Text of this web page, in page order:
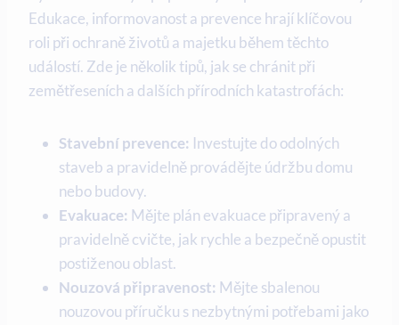
Edukace, informovanost a prevence hrají klíčovou
roli při ochraně životů a majetku během těchto
událostí. Zde je několik tipů, jak se chránit při
zemětřeseních a dalších přírodních katastrofách:
Stavební prevence: Investujte do odolných
staveb a pravidelně provádějte údržbu domu
nebo budovy.
Evakuace: Mějte plán evakuace připravený a
pravidelně cvičte, jak rychle a bezpečně opustit
postiženou oblast.
Nouzová připravenost: Mějte sbalenou
nouzovou příručku s nezbytnými potřebami jako